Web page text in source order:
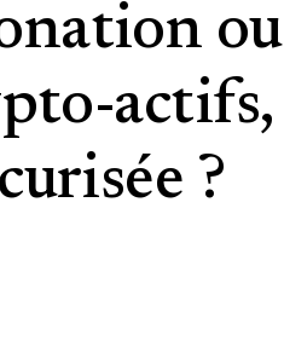
ou
actifs,
?